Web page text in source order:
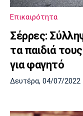
Επικαιρότητα
Σέρρες:
τα παιδιά
για φαγητό
Δευτέρα, 04/07/2022